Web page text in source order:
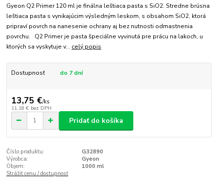
Gyeon Q2 Primer 120 ml je finálna leštiaca pasta s SiO2. Stredne brúsna
leštiaca pasta s vynikajúcim výsledným leskom, s obsahom SiO2, ktorá
pripraví povrch na nanesenie ochrany aj bez nutnosti odmastnenia
povrchu. Q2 Primer je pasta špeciálne vyvinutá pre prácu na lakoch, u
ktorých sa vyskytuje v... celý popis
Dostupnosť do 7 dní
13,75 €/ks
11,18 € bez DPH
Pridať do košíka
Číslo produktu:
G32890
Výrobca:
Gyeon
Objem:
1000 ml
Strážiť cenu / dostupnosť